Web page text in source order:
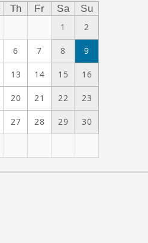
Th Fr Sa
Su
1
2
6 7 8 9
13 14 15 16
20 21 22 23
27 28 29 30